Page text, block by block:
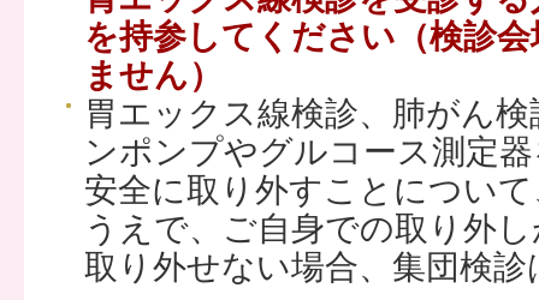
を持参してください（検診
ません）
胃エックス線検診、肺がん
ンポンプやグルコース測定
安全に取り外すことについ
うえで、ご自身での取り外
取り外せない場合、集団検